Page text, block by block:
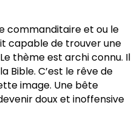
commanditaire et ou le
capable de trouver une
thème est archi connu. Il
Bible. C’est le rêve de
image. Une bête
doux et inoffensive